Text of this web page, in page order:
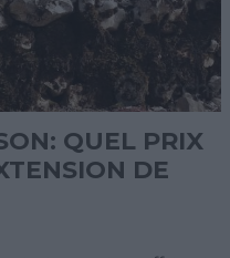
QUEL PRIX
DE